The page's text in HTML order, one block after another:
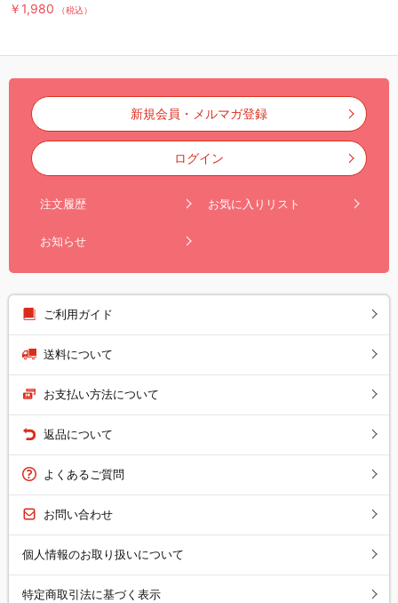
￥1,980 （税込）
新規会員・メルマガ登録
ログイン
注文履歴 お気に入りリスト
お知らせ
ご利用ガイド
送料について
お支払い方法について
返品について
よくあるご質問
お問い合わせ
個人情報のお取り扱いについて
特定商取引法に基づく表示